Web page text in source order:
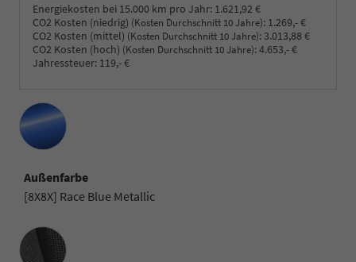
Energiekosten bei 15.000 km pro Jahr: 1.621,92 €
CO2 Kosten (niedrig) (Kosten Durchschnitt 10 Jahre): 1.269,- €
CO2 Kosten (mittel) (Kosten Durchschnitt 10 Jahre):3.013,88 €
CO2 Kosten (hoch) (Kosten Durchschnitt 10 Jahre):4.653,- €
Jahressteuer: 119,- €
Außenfarbe
[8X8X] Race Blue Metallic
Innenausstattung